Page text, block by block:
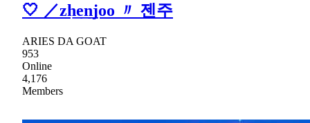
🤍 ／zh͟e͟n͟joo 〃 젠주
ARIES DA GOAT
953
Online
4,176
Members